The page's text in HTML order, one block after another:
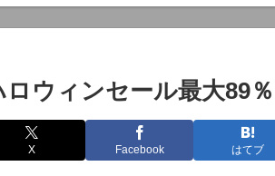
ウィンセール最大89
X Facebook はてブ